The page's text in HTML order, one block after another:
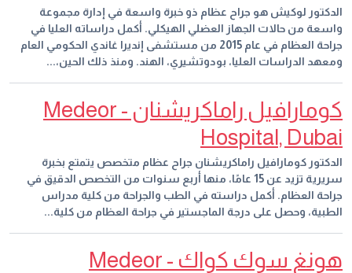
الدكتور لوكيش هو جراح عظام ذو خبرة واسعة في إدارة مجموعة
واسعة من حالات الجهاز العضلي الهيكلي. أكمل دراساته العليا في
جراحة العظام في عام 2015 من مستشفى إنديرا غاندي الحكومي العام
ومعهد الدراسات العليا، بودوتشيري، الهند. ومنذ ذلك الحين،...
كومارافيل راماكريشنان - Medeor
Hospital, Dubai
الدكتور كومارافيل راماكريشنان جراح عظام متخصص يتمتع بخبرة
سريرية تزيد عن 15 عامًا، منها أربع سنوات من التخصص الدقيق في
جراحة العظام. أكمل دراسته في الطب والجراحة من كلية مدراس
الطبية، وحصل على درجة الماجستير في جراحة العظام من كلية...
هونغ سوك كواك - Medeor